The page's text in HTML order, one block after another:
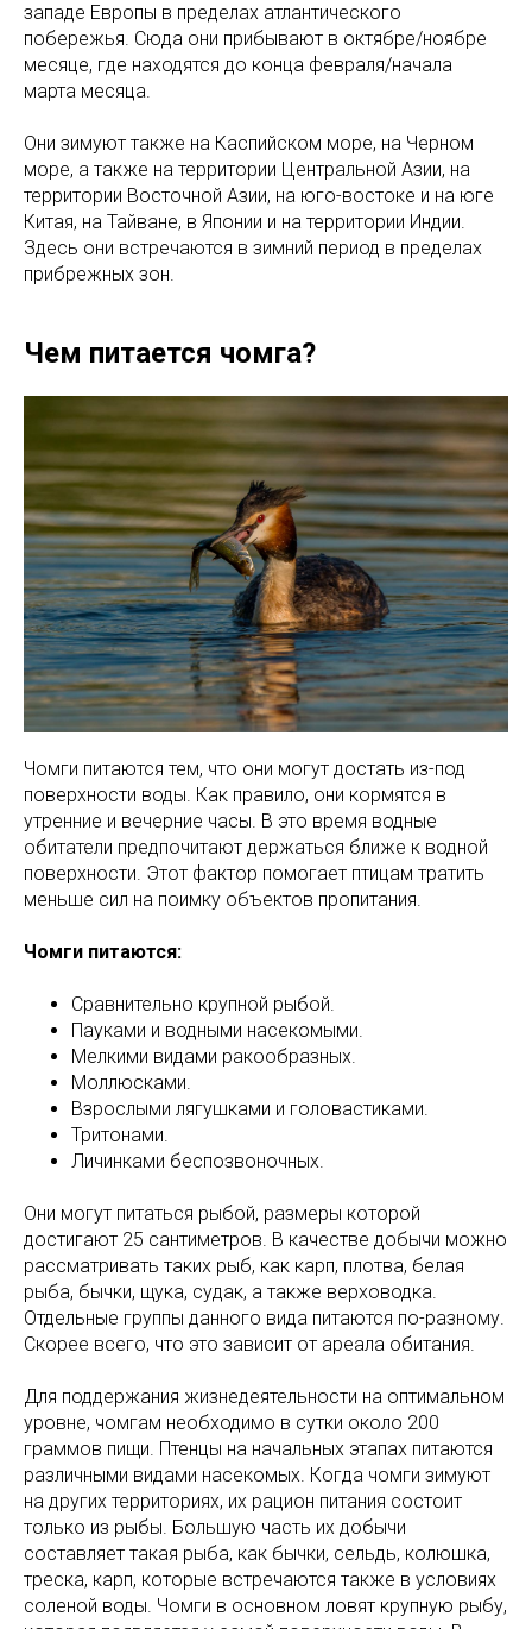
западе Европы в пределах атлантического
побережья. Сюда они прибывают в октябре/ноябре
месяце, где находятся до конца февраля/начала
марта месяца.
Они зимуют также на Каспийском море, на Черном
море, а также на территории Центральной Азии, на
территории Восточной Азии, на юго-востоке и на юге
Китая, на Тайване, в Японии и на территории Индии.
Здесь они встречаются в зимний период в пределах
прибрежных зон.
Чем питается чомга?
Чомги питаются тем, что они могут достать из-под
поверхности воды. Как правило, они кормятся в
утренние и вечерние часы. В это время водные
обитатели предпочитают держаться ближе к водной
поверхности. Этот фактор помогает птицам тратить
меньше сил на поимку объектов пропитания.
Чомги питаются:
Сравнительно крупной рыбой.
Пауками и водными насекомыми.
Мелкими видами ракообразных.
Моллюсками.
Взрослыми лягушками и головастиками.
Тритонами.
Личинками беспозвоночных.
Они могут питаться рыбой, размеры которой
достигают 25 сантиметров. В качестве добычи можно
рассматривать таких рыб, как карп, плотва, белая
рыба, бычки, щука, судак, а также верховодка.
Отдельные группы данного вида питаются по-разному.
Скорее всего, что это зависит от ареала обитания.
Для поддержания жизнедеятельности на оптимальном
уровне, чомгам необходимо в сутки около 200
граммов пищи. Птенцы на начальных этапах питаются
различными видами насекомых. Когда чомги зимуют
на других территориях, их рацион питания состоит
только из рыбы. Большую часть их добычи
составляет такая рыба, как бычки, сельдь, колюшка,
треска, карп, которые встречаются также в условиях
соленой воды. Чомги в основном ловят крупную рыбу,